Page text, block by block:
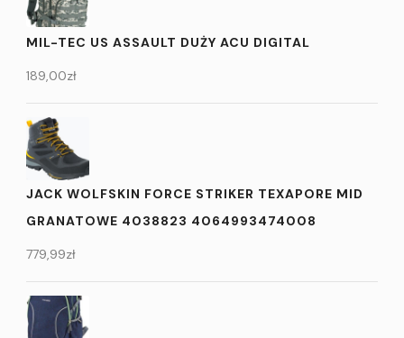
MIL-TEC US ASSAULT DUŻY ACU DIGITAL
189,00zł
JACK WOLFSKIN FORCE STRIKER TEXAPORE MID
GRANATOWE 4038823 4064993474008
779,99zł